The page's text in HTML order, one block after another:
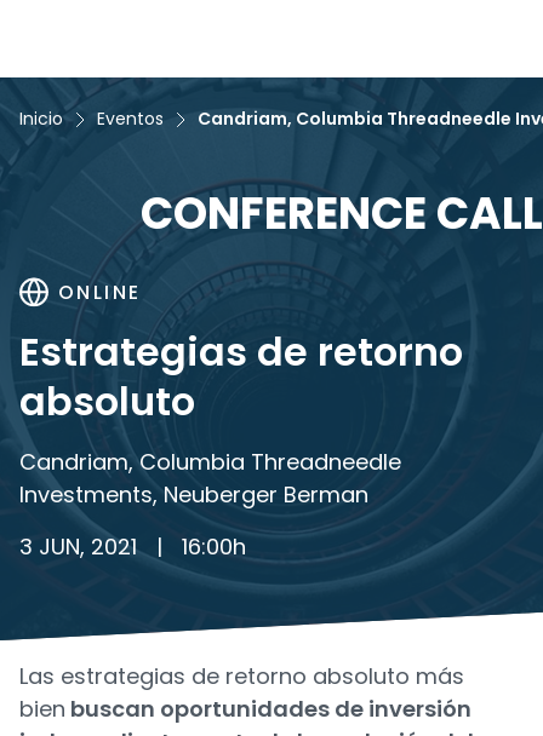
Inicio Eventos Candriam, Columbia Threadneedle
CONFERENCE CALL
ONLINE
Estrategias de retorno
absoluto
Candriam, Columbia Threadneedle
Investments, Neuberger Berman
3 JUN, 2021
| 16:00h
Las estrategias de retorno absoluto más
bien buscan oportunidades de inversión